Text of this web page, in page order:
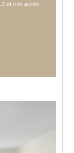
et des accès